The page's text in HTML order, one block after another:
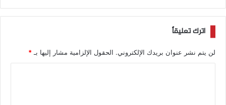
اترك تعليقاً
لن يتم نشر عنوان بريدك الإلكتروني. الحقول الإلزامية مشار إليها بـ *